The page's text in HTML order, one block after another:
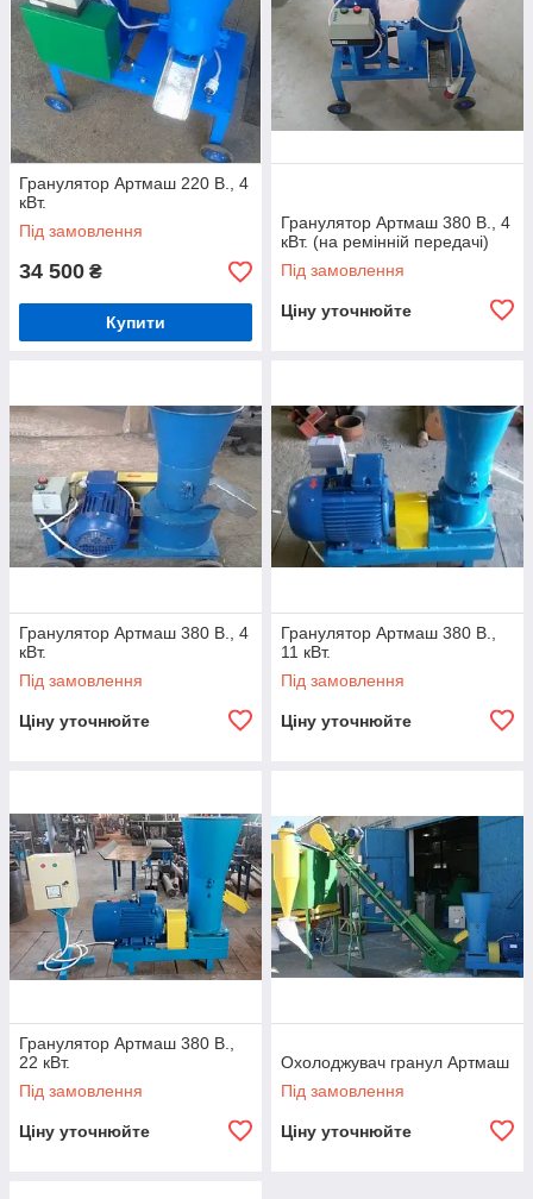
Гранулятор Артмаш 220 В., 4
кВт.
Під замовлення
34 500 ₴
Купити
Гранулятор Артмаш 380 В., 4
кВт. (на ремінній передачі)
Під замовлення
Ціну уточнюйте
Гранулятор Артмаш 380 В., 4
кВт.
Під замовлення
Ціну уточнюйте
Гранулятор Артмаш 380 В.,
11 кВт.
Під замовлення
Ціну уточнюйте
Гранулятор Артмаш 380 В.,
22 кВт.
Під замовлення
Ціну уточнюйте
Охолоджувач гранул Артмаш
Під замовлення
Ціну уточнюйте